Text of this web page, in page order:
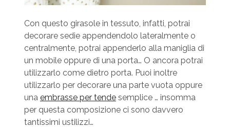
Con questo girasole in tessuto, infatti, potrai
decorare sedie appendendolo lateralmente o
centralmente, potrai appenderlo alla maniglia di
un mobile oppure di una porta… O ancora potrai
utilizzarlo come dietro porta. Puoi inoltre
utilizzarlo per decorare una parte vuota oppure
una embrasse per tendesemplice … insomma
per questa composizione ci sono davvero
tantissimi ustilizzi…